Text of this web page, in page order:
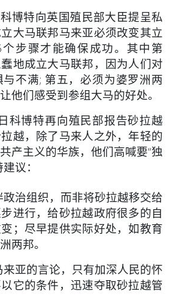
博特向英国殖民部大臣提呈私
大马联邦马来亚必须改变其立
步骤才能确保成功。其中第
地成立大马联邦，因为人们对
不满; 第五，必须为婆罗洲两
他们感受到参组大马的好处。
博特再向殖民部报告砂拉越
越，除了马来人之外，年轻的
产主义的华族，他们高喊要“独
议：
治组织，而非将砂拉越移交给
进行，给砂拉越政府很多的自
；尽早提供实际好处，如教育
两邦。
亚的言论，只有加深人民的怀
它的条件，迅速夺取砂拉越管